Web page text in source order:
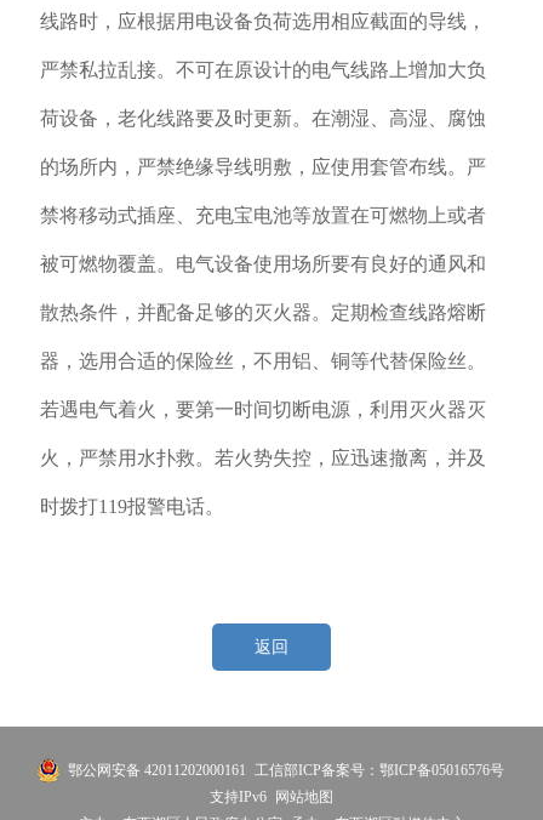
线路时，应根据用电设备负荷选用相应截面的导线，
严禁私拉乱接。不可在原设计的电气线路上增加大负
荷设备，老化线路要及时更新。在潮湿、高湿、腐蚀
的场所内，严禁绝缘导线明敷，应使用套管布线。严
禁将移动式插座、充电宝电池等放置在可燃物上或者
被可燃物覆盖。电气设备使用场所要有良好的通风和
散热条件，并配备足够的灭火器。定期检查线路熔断
器，选用合适的保险丝，不用铝、铜等代替保险丝。
若遇电气着火，要第一时间切断电源，利用灭火器灭
火，严禁用水扑救。若火势失控，应迅速撤离，并及
时拨打119报警电话。
返回
鄂公网安备 42011202000161
工信部ICP备案号：鄂ICP备05016576号
支持IPv6 网站地图